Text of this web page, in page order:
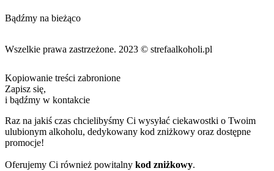
Bądźmy na bieżąco
Wszelkie prawa zastrzeżone. 2023 © strefaalkoholi.pl
Kopiowanie treści zabronione
Zapisz się,
i bądźmy w kontakcie
Raz na jakiś czas chcielibyśmy Ci wysyłać ciekawostki o Twoim
ulubionym alkoholu, dedykowany kod zniżkowy oraz dostępne
promocje!
Oferujemy Ci również powitalny kod zniżkowy.